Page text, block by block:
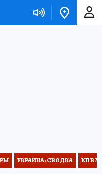
УКРАИНА: СВОДКА КП В